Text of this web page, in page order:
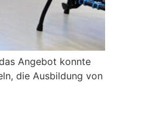
Angebot konnte
die Ausbildung von